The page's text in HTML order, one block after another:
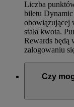
Liczba
biletu Dynamic
obowiązującej
stała kwota.
Rewards będą
zalogowaniu
Czy